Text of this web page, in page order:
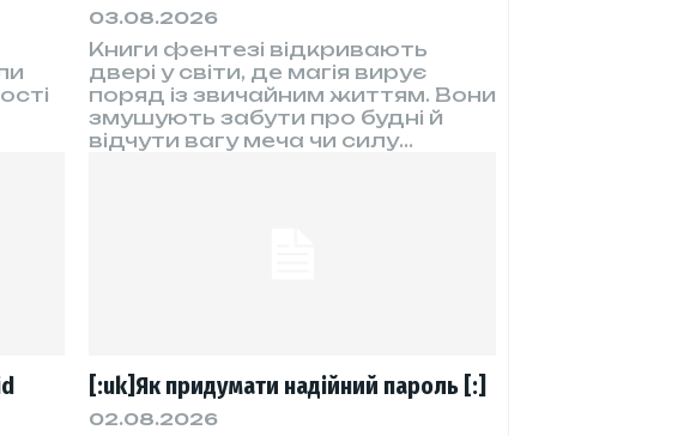
03.08.2026
Книги фентезі відкривають
двері у світи, де магія вирує
поряд із звичайним життям. Вони
змушують забути про будні й
відчути вагу меча чи силу...
[:uk]Як придумати надійний пароль [:]
02.08.2026